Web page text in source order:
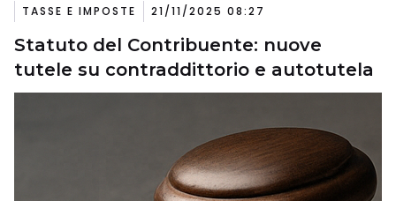
TASSE E IMPOSTE 21/11/2025 08:27
Statuto del Contribuente: nuove
tutele su contraddittorio e autotutela